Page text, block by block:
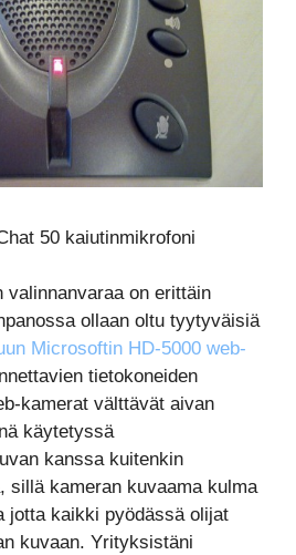
50 kaiutinmikrofoni
valinnanvaraa on erittäin
ollaan oltu tyytyväisiä
Microsoftin HD-5000 web-
tietokoneiden
kamerat välttävät aivan
käytetyssä
kanssa kuitenkin
sillä kameran kuvaama kulma
jotta kaikki pyödässä olijat
kuvaan. Yrityksistäni